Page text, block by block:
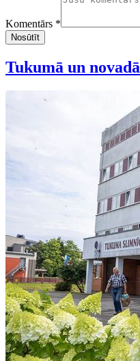
Komentārs *
Nosūtīt
Tukumā un novadā